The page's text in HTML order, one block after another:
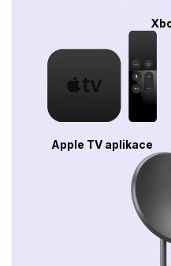
Apple TV aplikace